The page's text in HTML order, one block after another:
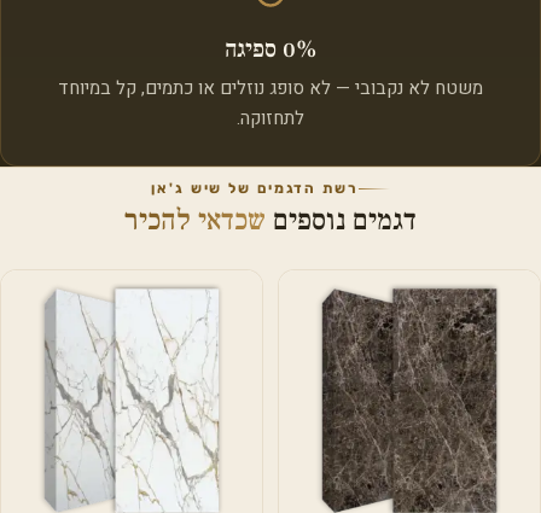
0% ספיגה
משטח לא נקבובי — לא סופג נוזלים או כתמים, קל במיוחד
לתחזוקה.
רשת הדגמים של שיש ג'אן
דגמים נוספים שכדאי להכיר